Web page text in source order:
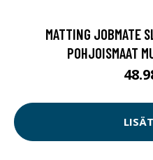
MATTING JOBMATE
POHJOISMAAT